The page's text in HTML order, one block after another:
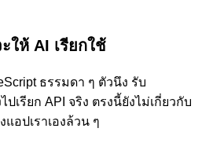
ให้ AI เรียกใช้
ธรรมดา ๆ ตัวนึง รับ
ปเรียก API จริง ตรงนี้ยังไม่เกี่ยวกับ
อปเราเองล้วน ๆ